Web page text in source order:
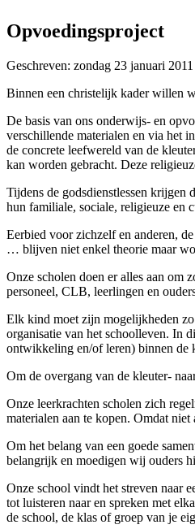
Opvoedingsproject
Geschreven: zondag 23 januari
Binnen een christelijk kader willen
De basis van ons onderwijs- en
verschillende materialen en via het
de concrete leefwereld van de
kan worden gebracht. Deze
Tijdens de godsdienstlessen krijgen
hun familiale, sociale, religieuze en
Eerbied voor zichzelf en anderen,
… blijven niet enkel theorie maar
Onze scholen doen er alles aan om
personeel, CLB, leerlingen en
Elk kind moet zijn mogelijkheden
organisatie van het schoolleven. In
ontwikkeling en/of leren) binnen de
Om de overgang van de kleuter-
Onze leerkrachten scholen zich
materialen aan te kopen. Omdat
Om het belang van een goede
belangrijk en moedigen wij ouders
Onze school vindt het streven naar
tot luisteren naar en spreken met
de school, de klas of groep van je